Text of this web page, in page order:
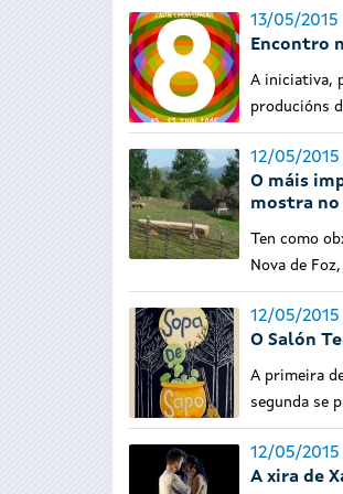
13/05/2015
Encontro
A iniciativa,
producións
12/05/2015
O máis
mostra no
Ten como
Nova de
12/05/2015
O Salón
A primeira
segunda se
12/05/2015
A xira de